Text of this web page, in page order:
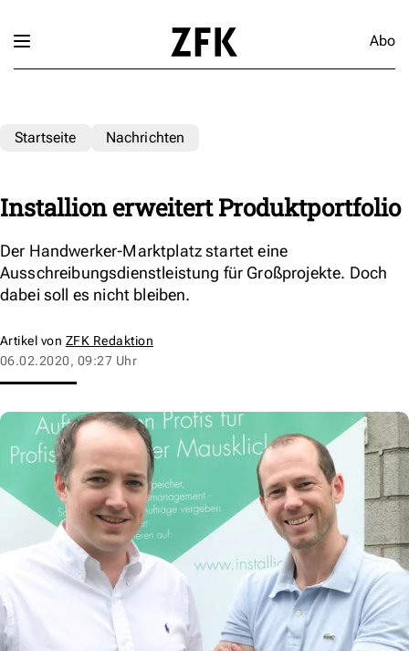
Abo
Startseite Nachrichten
Installion erweitert Produktportfolio
Der Handwerker-Marktplatz startet eine
Ausschreibungsdienstleistung für Großprojekte. Doch
dabei soll es nicht bleiben.
Artikel von ZFK Redaktion
06.02.2020, 09:27 Uhr